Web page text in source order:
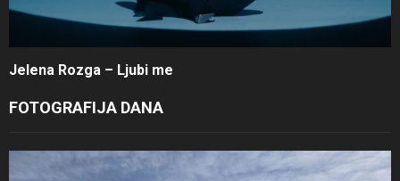
Jelena Rozga – Ljubi me
FOTOGRAFIJA DANA